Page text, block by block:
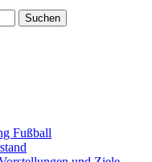
Suchen
Fußball